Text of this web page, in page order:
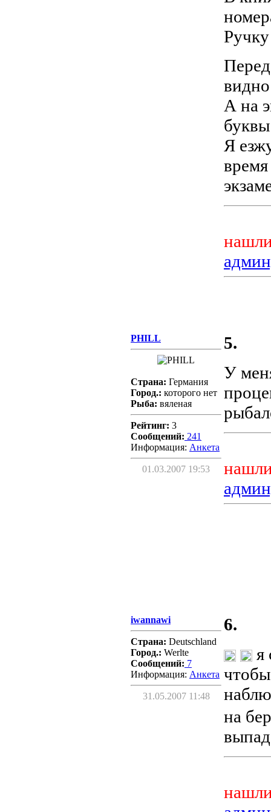
А на
Я
PHILL
Страна: Германия
Город.: которого нет
Рыба: вяленая
Рейтинг: 3
Сообщений: 241
Информация: Aнкета
01.03.2007 19:53
5.
У
iwannawi
Страна: Deutschland
Город.: Werlte
Сообщений: 7
Информация: Aнкета
31.05.2007 11:48
6.
я
на